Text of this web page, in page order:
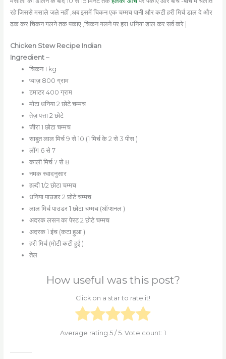
रहे जिससे मसाले जले नहीं ,अब इसमें चिकन एक चम्मच पानी और कटी हरी मिर्च डाल दे और
ढक कर चिकन गलने तक पकाए ,चिकन गलने पर हरा धनिया डाल कर सर्व करे |
Chicken Stew Recipe Indian
Ingredient –
चिकन 1 kg
प्याज़ 800 ग्राम
टमाटर 400 ग्राम
मोटा धनिया 2 छोटे चम्मच
तेज़ पत्ता 2 छोटे
जीरा 1 छोटा चम्मच
साबुत लाल मिर्च 9 से 10 (1 मिर्च के 2 से 3 पीस )
लौंग 6 से 7
काली मिर्च 7 से 8
नमक स्वादनुसार
हल्दी 1/2 छोटा चम्मच
धनिया पाउडर 2 छोटे चम्मच
लाल मिर्च पाउडर 1 छोटा चम्मच (ऑप्शनल )
अदरक लसन का पेस्ट 2 छोटे चम्मच
अदरक 1 इंच (कटा हुआ )
हरी मिर्च (मोटी कटी हुई )
तेल
How useful was this post?
Click on a star to rate it!
Average rating 5 / 5. Vote count: 1